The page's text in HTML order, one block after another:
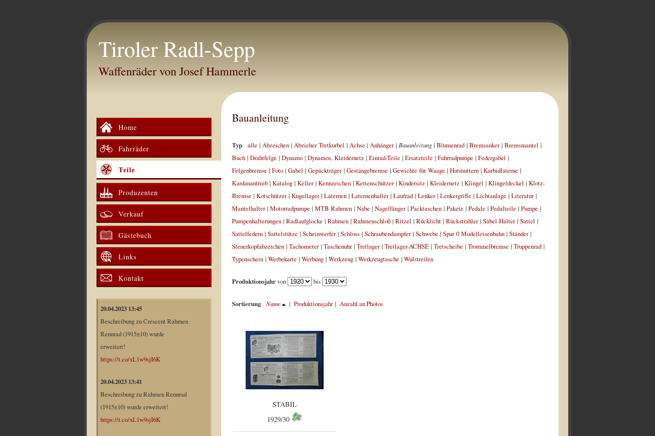
Tiroler Radl-Sepp
Waffenräder von Josef Hammerle
Home
Fahrräder
Teile
Produzenten
Verkauf
Gästebuch
Links
Kontakt
20.04.2023 13:45
Beschreibung zu Crescent Rahmen
Rennrad (1915±10) wurde
erweitert!
https://t.co/xL1w9sjI6K
20.04.2023 13:41
Beschreibung zu Rahmen Rennrad
(1915±10) wurde erweitert!
https://t.co/xL1w9sjI6K
Bauanleitung
Typ alle| Abzeichen| Abzieher Tretkurbel | Achse| Anhänger| Bauanleitung| Blumenrad| Bremsanker| Bremsmantel |
Buch| Drahtfelge| Dynamo| Dynamos, Kleidernetz| Einrad-Teile| Ersatzteile| Fahrradpumpe| Federgabel |
Felgenbremse| Foto| Gabel | Gepäckträger| Gestängebremse| Gewichte für Waage| Hutmuttern| Karbidlaterne|
Kardanantrieb| Katalog| Keller| Kennzeichen| Kettenschützer| Kindersitz| Kleidernetz| Klingel | Klingeldeckel | Klotz-
Bremse| Kotschützer| Kugellager| Laternen| Laternenhalter| Laufrad| Lenker| Lenkergriffe| Lichtanlage| Literatur|
Mantelhalter| Motorradpumpe| MTB Rahmen| Nabe| Nagelfänger| Packtaschen| Pakete| Pedale| Pedalteile| Pumpe|
Pumpenhalterungen| Radlaufglocke| Rahmen| Rahmenschloß| Ritzel | Rücklicht| Rückstrahler| Säbel-Halter| Sattel |
Sattelfedern| Sattelstütze| Scheinwerfer| Schloss| Schraubendampfer| Schwebe| Spur 0 Modelleisenbahn| Ständer|
Steuerkopfabzeichen| Tachometer| Taschenuhr| Tretlager| Tretlager-ACHSE| Tretscheibe| Trommelbremse| Truppenrad|
Typenschein| Werbekarte| Werbung| Werkzeug| Werkzeugtasche| Wulstreifen
Produktionsjahrvon bis
Sortierung Name | Produktionsjahr| Anzahl an Photos
STABIL
1929/30